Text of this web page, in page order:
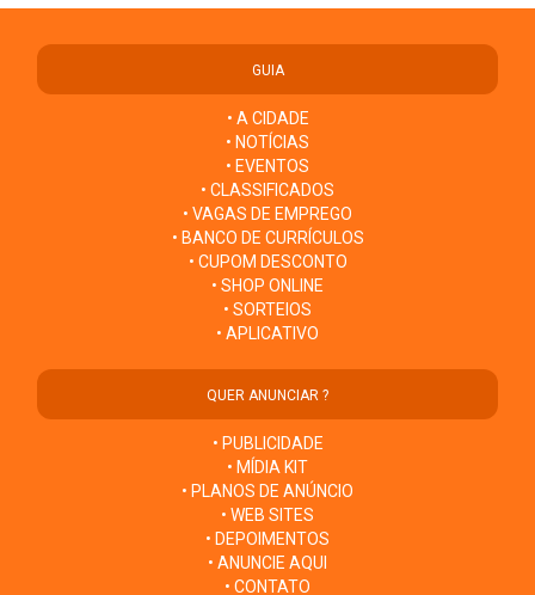
GUIA
• A CIDADE
• NOTÍCIAS
• EVENTOS
• CLASSIFICADOS
• VAGAS DE EMPREGO
• BANCO DE CURRÍCULOS
• CUPOM DESCONTO
• SHOP ONLINE
• SORTEIOS
• APLICATIVO
QUER ANUNCIAR ?
• PUBLICIDADE
• MÍDIA KIT
• PLANOS DE ANÚNCIO
• WEB SITES
• DEPOIMENTOS
• ANUNCIE AQUI
• CONTATO